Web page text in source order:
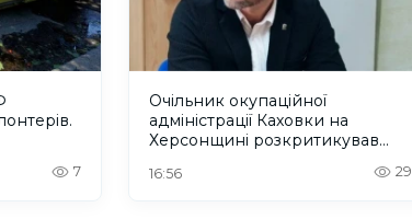
7
Очільник окупаційної
адміністрації Каховки на
Херсонщині розкритикував
територій
16:56 29